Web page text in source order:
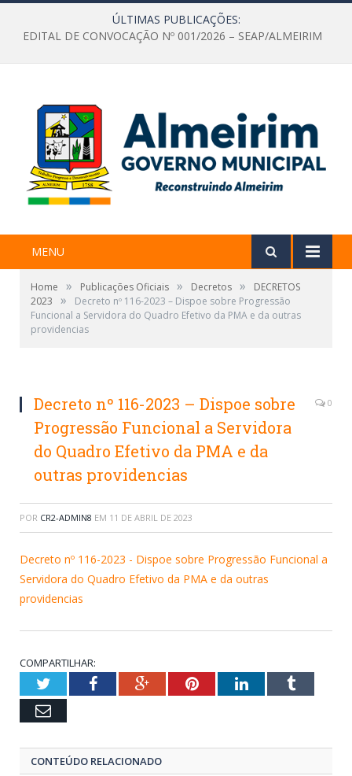
ÚLTIMAS PUBLICAÇÕES:
EDITAL DE CONVOCAÇÃO Nº 001/2026 – SEAP/ALMEIRIM
MENU
Home » Publicações Oficiais » Decretos »
DECRETOS
2023
»
Decreto nº 116-2023 – Dispoe sobre Progressão
Funcional a Servidora do Quadro Efetivo da PMA e da outras
providencias
Decreto nº 116-2023 – Dispoe sobre
Progressão Funcional a Servidora
do Quadro Efetivo da PMA e da
outras providencias
0
POR CR2-ADMIN8 EM 11 DE ABRIL DE 2023
Decreto nº 116-2023 - Dispoe sobre Progressão Funcional a
Servidora do Quadro Efetivo da PMA e da outras
providencias
COMPARTILHAR:
TwitterFacebookGoogle+PinterestLinkedInTumblr
Email
CONTEÚDO RELACIONADO